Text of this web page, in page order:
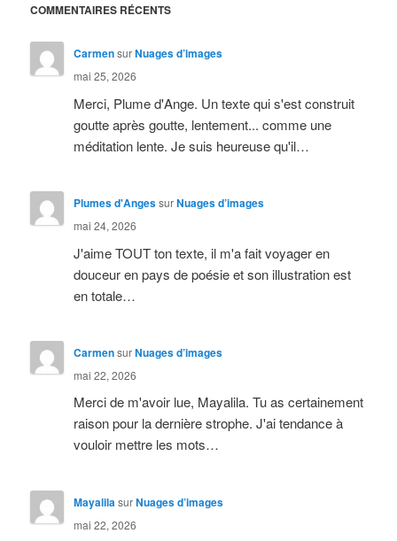
COMMENTAIRES RÉCENTS
CarmensurNuages d’images
mai 25, 2026
Merci, Plume d'Ange. Un texte qui s'est construit
goutte après goutte, lentement... comme une
méditation lente. Je suis heureuse qu'il…
Plumes d'AngessurNuages d’images
mai 24, 2026
J'aime TOUT ton texte, il m'a fait voyager en
douceur en pays de poésie et son illustration est
en totale…
CarmensurNuages d’images
mai 22, 2026
Merci de m'avoir lue, Mayalila. Tu as certainement
raison pour la dernière strophe. J'ai tendance à
vouloir mettre les mots…
MayalilasurNuages d’images
mai 22, 2026